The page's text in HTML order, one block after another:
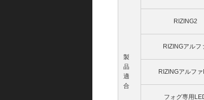
製
品
適
合
RIZING2
RIZINGアルフ
RIZINGアルフ
フォグ専用